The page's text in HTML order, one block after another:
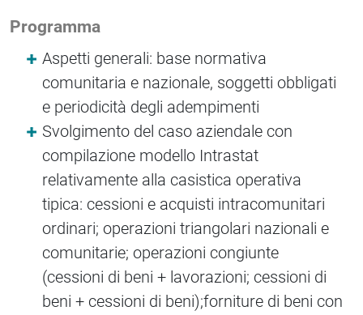
Programma
Aspetti generali: base normativa
comunitaria e nazionale, soggetti obbligati
e periodicità degli adempimenti
Svolgimento del caso aziendale con
compilazione modello Intrastat
relativamente alla casistica operativa
tipica: cessioni e acquisti intracomunitari
ordinari; operazioni triangolari nazionali e
comunitarie; operazioni congiunte
(cessioni di beni + lavorazioni; cessioni di
beni + cessioni di beni);forniture di beni con